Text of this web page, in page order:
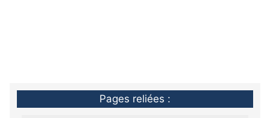
Pages reliées :